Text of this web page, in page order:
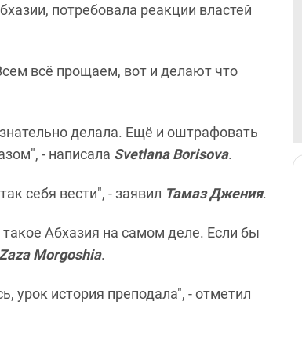
потребовала реакции властей
всё прощаем, вот и делают что
делала. Ещё и оштрафовать
- написала Svetlana Borisova.
себя вести", - заявил Тамаз Джения.
Абхазия на самом деле. Если бы
Zaza Morgoshia.
урок история преподала", - отметил